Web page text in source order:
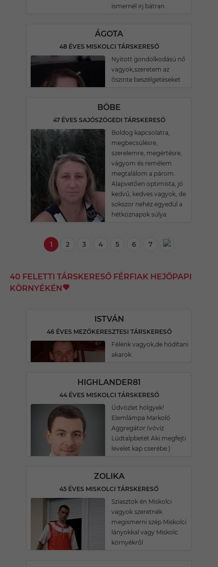
ismernél irj bátran.
ÁGOTA
48 ÉVES MISKOLCI TÁRSKERESŐ
Nyitott gondolkodású nő
vagyok,szeretem az
őszinte beszélgetéseket .
BÖBE
47 ÉVES SAJÓSZÖGEDI TÁRSKERESŐ
Boldog kapcsolatra,
megbecsülésre,
szerelemre, megértésre,
vágyom és remélem
megtalálom a párom.
Alapvetően optimista, jó
kedvű, kedves vagyok, de
sokszor nehéz egyedül a
hétköznapok súlya.
1 2 3 4 5 6 7
40 FELETTI TÁRSKERESŐ FÉRFIAK HEJŐPAPI
KÖRNYÉKÉN
ISTVÁN
46 ÉVES MEZŐKERESZTESI TÁRSKERESŐ
Félénk vagyok,de hódítani
akarok.
HIGHLANDER81
44 ÉVES MISKOLCI TÁRSKERESŐ
Üdvözlet hölgyek!
Elemlámpa Markoló
Aggregátor Ivóvíz
Lúdtalpbetét Aki megfejti
levelet kap cserébe:)
ZOLIKA
45 ÉVES MISKOLCI TÁRSKERESŐ
Sziasztok én Miskolci
vagyok szeretnék
megismerni szép Miskolci
lányokkal vagy Miskolc
környékről